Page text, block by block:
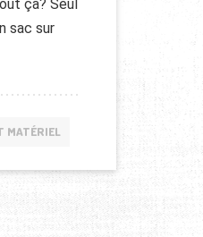
ça? Seul
sac sur
ULTREÏA RANDO
MATÉRIEL